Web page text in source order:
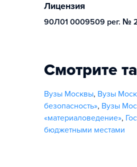
Лицензия
90Л01 0009509 рег. №
Смотрите
Вузы Москвы, Вузы
безопасность», Вузы
«материаловедение»,
бюджетными местами